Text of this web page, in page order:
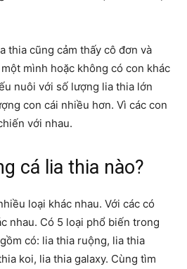
thia cũng cảm thấy cô đơn và
mình hoặc không có con khác
nuôi với số lượng lia thia lớn
con cái nhiều hơn. Vì các con
với nhau.
cá lia thia nào?
loại khác nhau. Với các có
nhau. Có 5 loại phổ biến trong
có: lia thia ruộng, lia thia
koi, lia thia galaxy. Cùng tìm